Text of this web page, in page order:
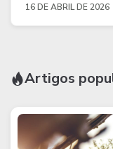
16 DE ABRIL DE 2026
Artigos